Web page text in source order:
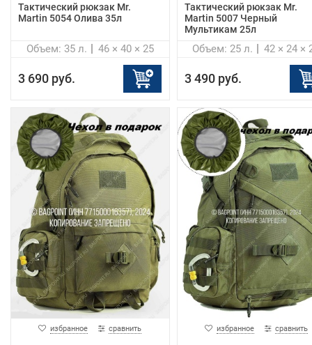
Тактический рюкзак Mr.
Martin 5054 Олива 35л
46 × 40 × 25
Объем: 35 л.
3 690 руб.
Тактический рюкзак Mr.
Martin 5007 Черный
Мультикам 25л
42 × 24 ×
Объем: 25 л.
3 490 руб.
избранное сравнить избранное сравнить